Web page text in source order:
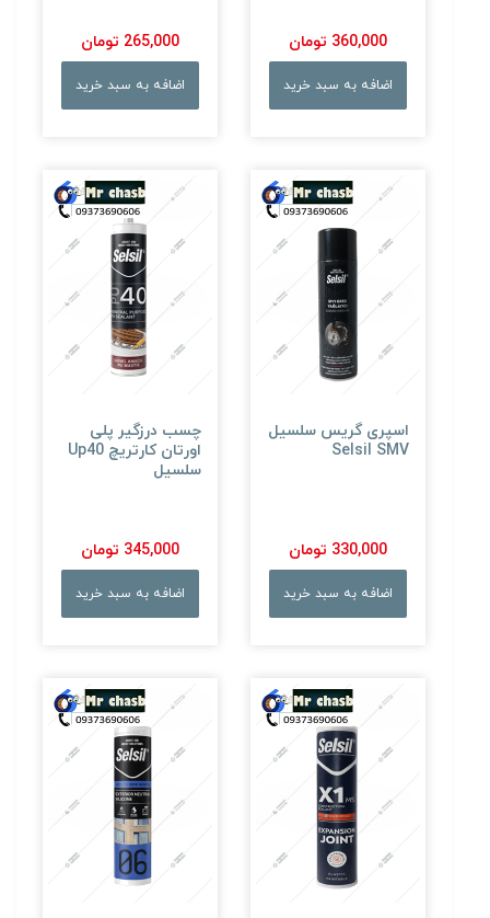
360,000 تومان
اضافه به سبد خرید
265,000 تومان
اضافه به سبد خرید
اسپری گریس سلسیل
Selsil SMV
330,000 تومان
اضافه به سبد خرید
چسب درزگیر پلی
اورتان کارتریچ Up40
سلسیل
345,000 تومان
اضافه به سبد خرید